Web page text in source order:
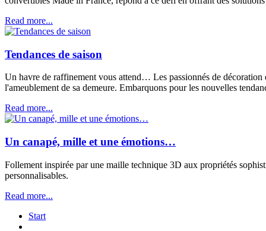
Read more...
Tendances de saison
Un havre de raffinement vous attend… Les passionnés de
l'ameublement de sa demeure. Embarquons pour les nouvelles
Read more...
Un canapé, mille et une émotions…
Follement inspirée par une maille technique 3D aux propriétés
personnalisables.
Read more...
Start